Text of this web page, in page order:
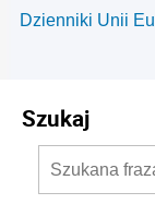
Dzienniki Unii
Szukaj